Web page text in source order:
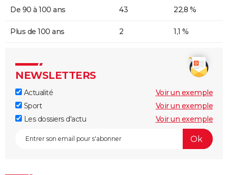
De 90 à 100 ans 43 22,8 %
Plus de 100 ans 2 1,1 %
NEWSLETTERS
Actualité
Voir un exemple
Sport
Voir un exemple
Les dossiers d'actu
Voir un exemple